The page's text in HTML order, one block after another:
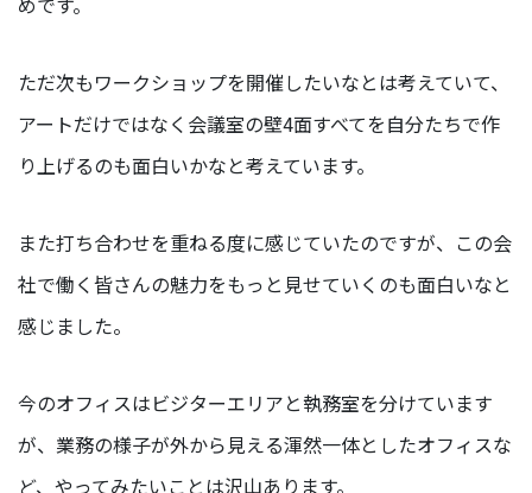
ただ次もワークショップを開催したいなとは考えていて、
アートだけではなく会議室の壁4面すべてを自分たちで作
り上げるのも面白いかなと考えています。
また打ち合わせを重ねる度に感じていたのですが、この会
社で働く皆さんの魅力をもっと見せていくのも面白いなと
感じました。
今のオフィスはビジターエリアと執務室を分けています
が、業務の様子が外から見える渾然一体としたオフィスな
ど、やってみたいことは沢山あります。